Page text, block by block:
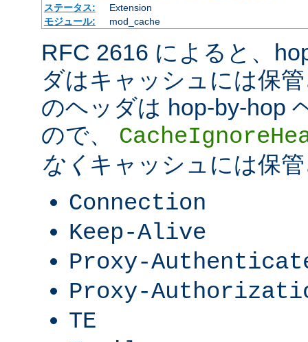
ステータス:
Extension
モジュール:
mod_cache
RFC 2616 によると、
ダはキャッシュには保
のヘッダは hop-by-hop
ので、
なく キャッシュには保
Connection
Keep-Alive
Proxy-
Proxy-
TE